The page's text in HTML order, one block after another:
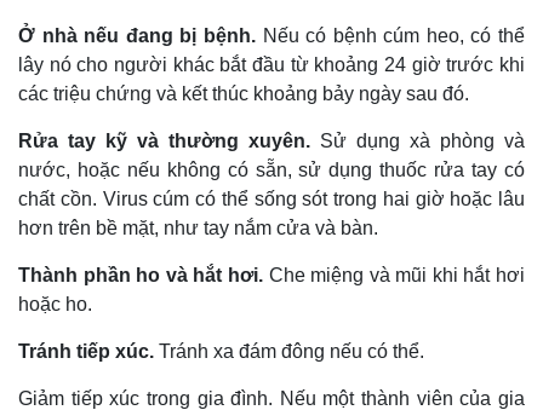
Ở nhà nếu đang bị bệnh.Nếu có bệnh cúm heo, có thể
lây nó cho người khác bắt đầu từ khoảng 24 giờ trước khi
các triệu chứng và kết thúc khoảng bảy ngày sau đó.
Rửa tay kỹ và thường xuyên. Sử dụng xà phòng và
nước, hoặc nếu không có sẵn, sử dụng thuốc rửa tay có
chất cồn. Virus cúm có thể sống sót trong hai giờ hoặc lâu
hơn trên bề mặt, như tay nắm cửa và bàn.
Thành phần ho và hắt hơi.Che miệng và mũi khi hắt hơi
hoặc ho.
Tránh tiếp xúc. Tránh xa đám đông nếu có thể.
Giảm tiếp xúc trong gia đình. Nếu một thành viên của gia